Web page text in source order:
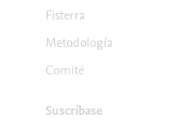
Fisterra
Metodología
Comité
Suscríbase